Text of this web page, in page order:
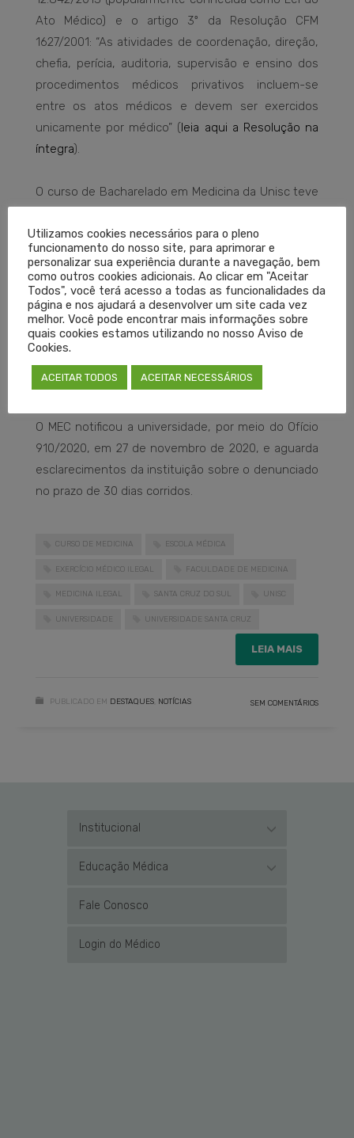
Ato Médico) e o artigo 3º da Resolução CFM
1627/2001: “As atividades de coordenação, direção,
chefia, perícia, auditoria, supervisão e ensino dos
procedimentos médicos privativos incluem-se
entre os atos médicos e devem ser exercidos
unicamente por médico” ( leia aqui a Resolução na
íntegra).
O curso de Bacharelado em Medicina da Unisc teve
Sistema Nacional de Avaliação da Educação
Superior (Sinaes). A instituição chegou a ser
reconhecida em 2011, por meio da Portaria 607
publicada no Diário Oficial da União, oportunidade
em que a avaliação do Corpo Docente registrou
nível 5 (o mais alto nível do MEC). Atualmente,
tramita no MEC processo de renovação de
reconhecimento do referido curso.
O MEC notificou a universidade, por meio do Ofício
910/2020, em 27 de novembro de 2020, e aguarda
esclarecimentos da instituição sobre o denunciado
no prazo de 30 dias corridos.
CURSO DE MEDICINA ESCOLA MÉDICA
EXERCÍCIO MÉDICO ILEGAL FACULDADE DE MEDICINA
MEDICINA ILEGAL SANTA CRUZ DO SUL UNISC
UNIVERSIDADE UNIVERSIDADE SANTA CRUZ
LEIA MAIS
PUBLICADO EM DESTAQUES NOTÍCIAS SEM COMENTÁRIOS
Institucional
Educação Médica
Fale Conosco
Login do Médico
Utilizamos cookies necessários para o pleno
funcionamento do nosso site, para aprimorar e
personalizar sua experiência durante a navegação, bem
como outros cookies adicionais. Ao clicar em "Aceitar
Todos", você terá acesso a todas as funcionalidades da
página e nos ajudará a desenvolver um site cada vez
melhor. Você pode encontrar mais informações sobre
quais cookies estamos utilizando no nosso Aviso de
Cookies.
ACEITAR TODOS ACEITAR NECESSÁRIOS